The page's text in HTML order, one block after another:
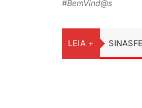
#BemVind@s
LEIA +